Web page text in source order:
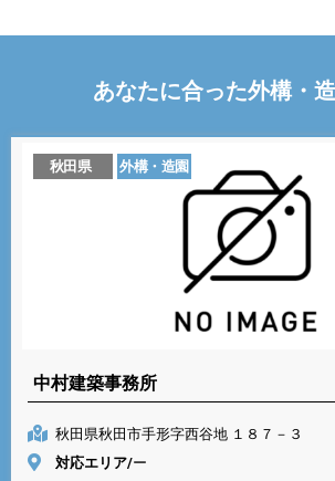
あなたに合った外構・
秋田県 外構・造園
中村建築事務所
秋田県秋田市手形字西谷地 １８７－３
対応エリア/ー